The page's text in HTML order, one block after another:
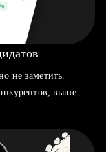
не заметить.
выше